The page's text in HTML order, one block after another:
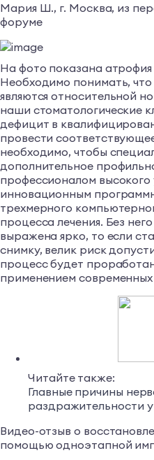
Мария Ш., г. Москва, из
форуме
На фото показана
Необходимо понимать,
являются относительной
наши стоматологические
дефицит в
провести
необходимо, чтобы
дополнительное
профессионалом высокого
инновационным
трехмерного
процесса лечения. Без
выражена ярко, то если
снимку, велик риск
процесс будет
применением современных
Читайте также:
Главные причины
раздражительности
Видео-отзыв о
помощью одноэтапной